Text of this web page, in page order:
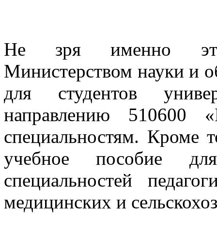
Не зря именно это
Министерством науки и
для студентов
направлению 510600
специальностям. Кроме
учебное пособие
специальностей
медицинских и